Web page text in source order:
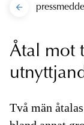
Åtal mot
Två män